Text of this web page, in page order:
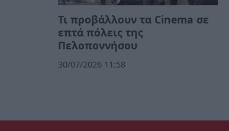
Τι προβάλλουν τα Cinema σε
επτά πόλεις της
Πελοποννήσου
30/07/2026 11:58